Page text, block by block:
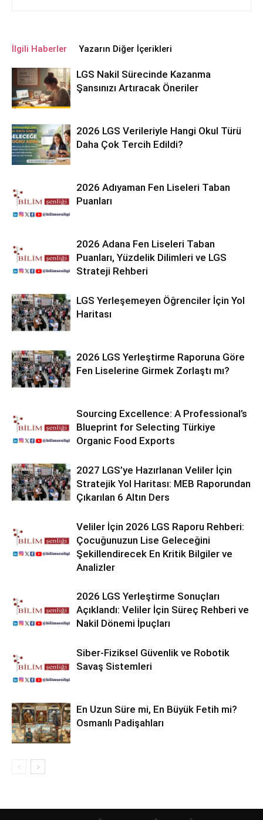
İlgili Haberler Yazarın Diğer İçerikleri
LGS Nakil Sürecinde Kazanma
Şansınızı Artıracak Öneriler
2026 LGS Verileriyle Hangi Okul Türü
Daha Çok Tercih Edildi?
2026 Adıyaman Fen Liseleri Taban
Puanları
2026 Adana Fen Liseleri Taban
Puanları, Yüzdelik Dilimleri ve LGS
Strateji Rehberi
LGS Yerleşemeyen Öğrenciler İçin Yol
Haritası
2026 LGS Yerleştirme Raporuna Göre
Fen Liselerine Girmek Zorlaştı mı?
Sourcing Excellence: A Professional’s
Blueprint for Selecting Türkiye
Organic Food Exports
2027 LGS’ye Hazırlanan Veliler İçin
Stratejik Yol Haritası: MEB Raporundan
Çıkarılan 6 Altın Ders
Veliler İçin 2026 LGS Raporu Rehberi:
Çocuğunuzun Lise Geleceğini
Şekillendirecek En Kritik Bilgiler ve
Analizler
2026 LGS Yerleştirme Sonuçları
Açıklandı: Veliler İçin Süreç Rehberi ve
Nakil Dönemi İpuçları
Siber-Fiziksel Güvenlik ve Robotik
Savaş Sistemleri
En Uzun Süre mi, En Büyük Fetih mi?
Osmanlı Padişahları